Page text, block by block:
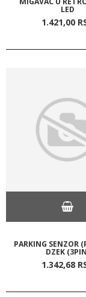
LED
1.421,00
PARKING SENZOR
DZEK
1.342,68